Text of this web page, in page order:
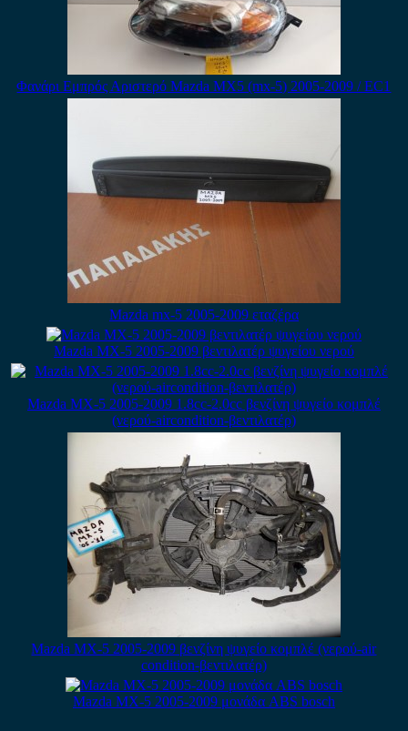
Φανάρι Εμπρός Αριστερό Mazda MX5 (mx-5) 2005-2009 / ΕC1
Mazda mx-5 2005-2009 εταζέρα
Mazda MX-5 2005-2009 βεντιλατέρ ψυγείου νερού
Mazda MX-5 2005-2009 1.8cc-2.0cc βενζίνη ψυγείο κομπλέ
(νερού-aircondition-βεντιλατέρ)
Mazda MX-5 2005-2009 βενζίνη ψυγείο κομπλέ (νερού-air
condition-βεντιλατέρ)
Mazda MX-5 2005-2009 μονάδα ABS bosch